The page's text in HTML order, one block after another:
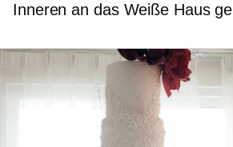
Inneren an das Weiße Haus